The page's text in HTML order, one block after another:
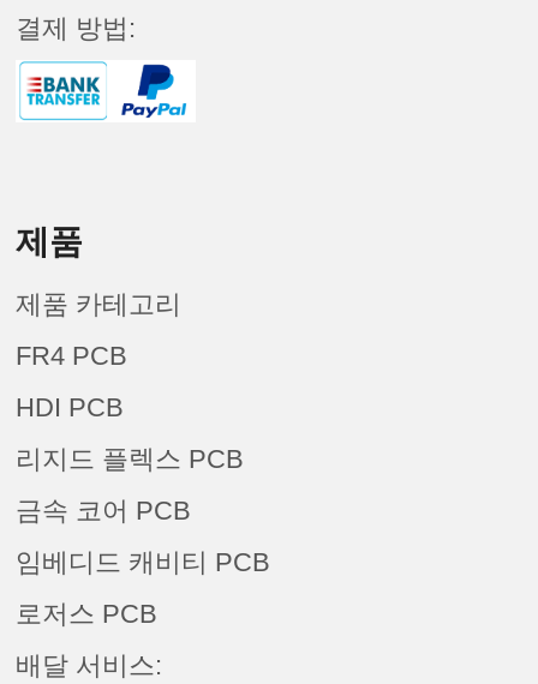
결제 방법:
제품
제품 카테고리
FR4 PCB
HDI PCB
리지드 플렉스 PCB
금속 코어 PCB
임베디드 캐비티 PCB
로저스 PCB
배달 서비스: